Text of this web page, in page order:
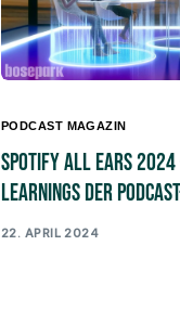
PODCAST MAGAZIN
Spotify All Ears
Learnings der
22. APRIL 2024